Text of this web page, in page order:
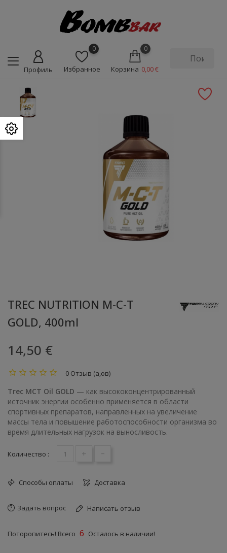
Профиль
0
Избранное
0
Корзина 0,00 €
TREC NUTRITION M-C-T
GOLD, 400ml
14,50 €
0 Отзыв (а,ов)
Trec MCT Oil GOLD — как высококонцентрированный
источник энергии особенно применяется в области
спортивных препаратов, направленных на увеличение
массы тела и повышение работоспособности организма во
время длительных нагрузок на выносливость.
Количество : + -
Способы оплаты Доставка
Задать вопрос Написать отзыв
Поторопитесь! Всего 6 Осталось в наличии!